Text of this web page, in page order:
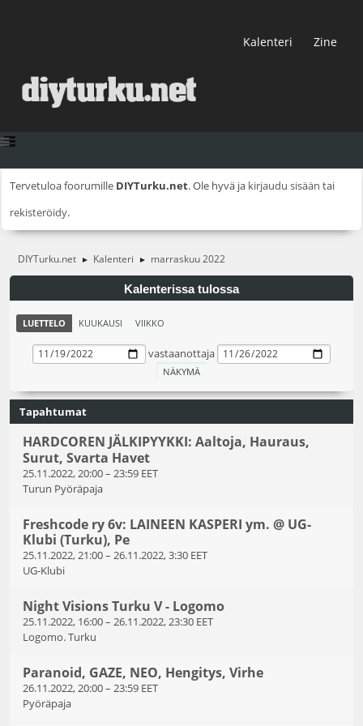
Kalenteri Zine
Tervetuloa foorumille DIYTurku.net. Ole hyvä ja kirjaudu sisään tai
rekisteröidy.
DIYTurku.net ► Kalenteri ► marraskuu 2022
Kalenterissa tulossa
LUETTELO KUUKAUSI VIIKKO
vastaanottaja
Tapahtumat
HARDCOREN JÄLKIPYYKKI: Aaltoja, Hauraus,
Surut, Svarta Havet
25.11.2022, 20:00– 23:59 EET
Turun Pyöräpaja
Freshcode ry 6v: LAINEEN KASPERI ym. @ UG-
Klubi (Turku), Pe
25.11.2022, 21:00– 26.11.2022, 3:30 EET
UG-Klubi
Night Visions Turku V - Logomo
25.11.2022, 16:00– 26.11.2022, 23:30 EET
Logomo. Turku
Paranoid, GAZE, NEO, Hengitys, Virhe
26.11.2022, 20:00– 23:59 EET
Pyöräpaja